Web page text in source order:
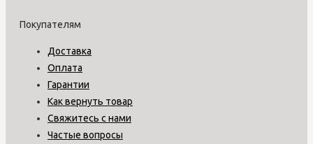
Покупателям
Доставка
Оплата
Гарантии
Как вернуть товар
Свяжитесь с нами
Частые вопросы